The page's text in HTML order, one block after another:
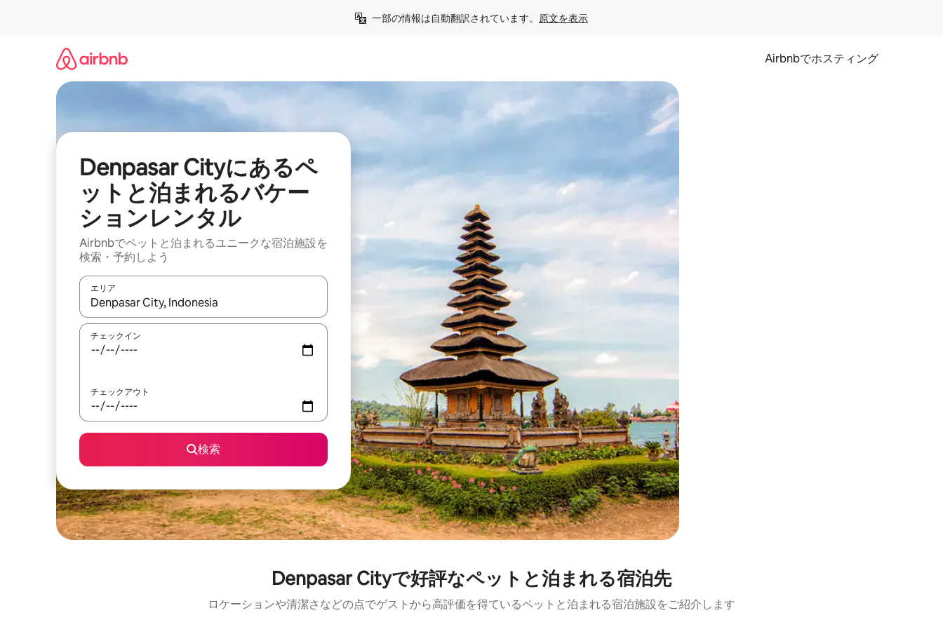
一部の情報は自動翻訳されています。 原文を表示
Airbnbでホスティング
Denpasar Cityにあるペ
ットと泊まれるバケー
ションレンタル
Airbnbでペットと泊まれるユニークな宿泊施設を
検索・予約しよう
エリア
検索結果が表示されたら、上下の矢印キーを使って移動するか、画面をタッチまたはスワイプして検索結果を確認することができます。
チェックイン
チェックアウト
検索
Denpasar Cityで好評なペットと泊まれる宿泊先
ロケーションや清潔さなどの点でゲストから高評価を得ているペットと泊まれる宿泊施設をご紹介します